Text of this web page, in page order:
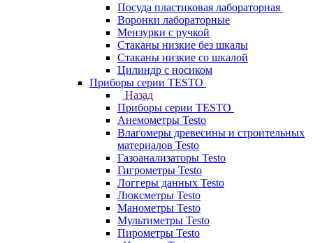
Посуда пластиковая лабораторная
Воронки лабораторные
Мензурки с ручкой
Стаканы низкие без шкалы
Стаканы низкие со шкалой
Цилиндр с носиком
Приборы серии TESTO
Назад
Приборы серии TESTO
Анемометры Testo
Влагомеры древесины и строительных
материалов Testo
Газоанализаторы Testo
Гигрометры Testo
Логгеры данных Testo
Люксметры Testo
Манометры Testo
Мультиметры Testo
Пирометры Testo